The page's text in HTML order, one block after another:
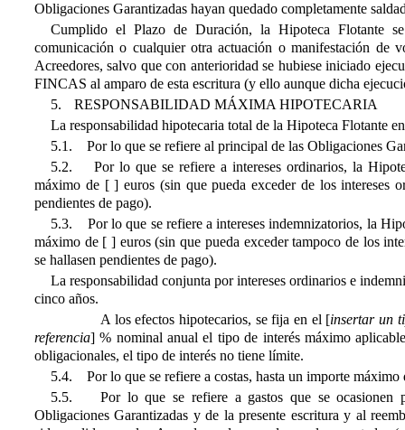
Obligaciones Garantizadas hayan quedado completamente
Cumplido el Plazo de Duración, la Hipoteca Flotante
comunicación o cualquier otra actuación o manifestación
Acreedores, salvo que con anterioridad se hubiese iniciado
FINCAS al amparo de esta escritura (y ello aunque dicha
5.
RESPONSABILIDAD MÁXIMA HIPOTECARIA
La responsabilidad hipotecaria total de la Hipoteca Flotante
5.1. Por lo que se refiere al principal de las Obligaciones
5.2. Por lo que se refiere a intereses ordinarios, la
máximo de [ ] euros (sin que pueda exceder de los intereses
pendientes de pago).
5.3. Por lo que se refiere a intereses indemnizatorios, la
máximo de [ ] euros (sin que pueda exceder tampoco de los
se hallasen pendientes de pago).
La responsabilidad conjunta por intereses ordinarios e
cinco años.
A los efectos hipotecarios, se fija en el [insertar un
referencia] % nominal anual el tipo de interés máximo
obligacionales, el tipo de interés no tiene límite.
5.4. Por lo que se refiere a costas, hasta un importe máximo
5.5. Por lo que se refiere a gastos que se ocasionen
Obligaciones Garantizadas y de la presente escritura y al